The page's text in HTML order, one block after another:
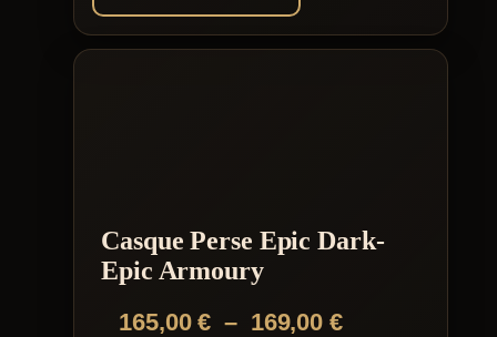
Casque Perse Epic Dark-
Epic Armoury
165,00€ – 169,00€Plage